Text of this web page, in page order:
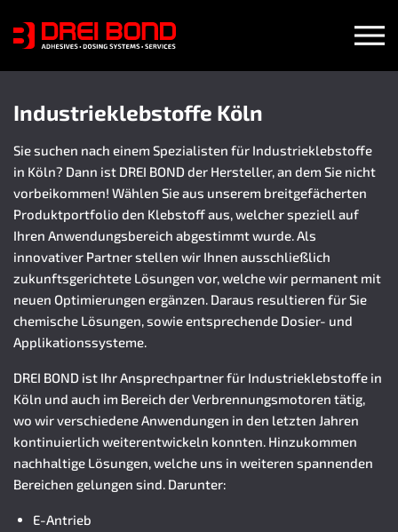
Industrieklebstoffe Köln
Sie suchen nach einem Spezialisten für Industrieklebstoffe
in Köln? Dann ist DREI BOND der Hersteller, an dem Sie nicht
vorbeikommen! Wählen Sie aus unserem breitgefächerten
Produktportfolio den Klebstoff aus, welcher speziell auf
Ihren Anwendungsbereich abgestimmt wurde. Als
innovativer Partner stellen wir Ihnen ausschließlich
zukunftsgerichtete Lösungen vor, welche wir permanent mit
neuen Optimierungen ergänzen. Daraus resultieren für Sie
chemische Lösungen, sowie entsprechende Dosier- und
Applikationssysteme.
DREI BOND ist Ihr Ansprechpartner für Industrieklebstoffe in
Köln und auch im Bereich der Verbrennungsmotoren tätig,
wo wir verschiedene Anwendungen in den letzten Jahren
kontinuierlich weiterentwickeln konnten. Hinzukommen
nachhaltige Lösungen, welche uns in weiteren spannenden
Bereichen gelungen sind. Darunter:
E-Antrieb